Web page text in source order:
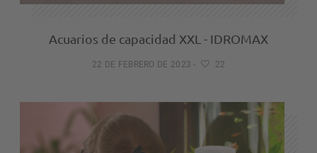
Acuarios de capacidad XXL - IDROMAX
22 DE FEBRERO DE 2023 - 22